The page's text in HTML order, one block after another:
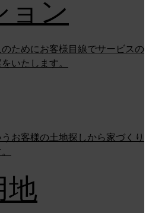
ョン
ためにお客様目線でサービスの
いたします。
お客様の土地探しから家づくり
地